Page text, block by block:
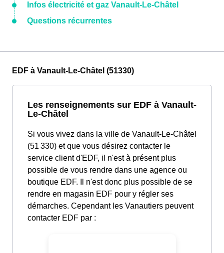
Infos électricité et gaz Vanault-Le-Châtel
Questions récurrentes
EDF à Vanault-Le-Châtel (51330)
Les renseignements sur EDF à Vanault-
Le-Châtel
Si vous vivez dans la ville de Vanault-Le-Châtel
(51 330) et que vous désirez contacter le
service client d'EDF, il n'est à présent plus
possible de vous rendre dans une agence ou
boutique EDF. Il n'est donc plus possible de se
rendre en magasin EDF pour y régler ses
démarches. Cependant les Vanautiers peuvent
contacter EDF par :